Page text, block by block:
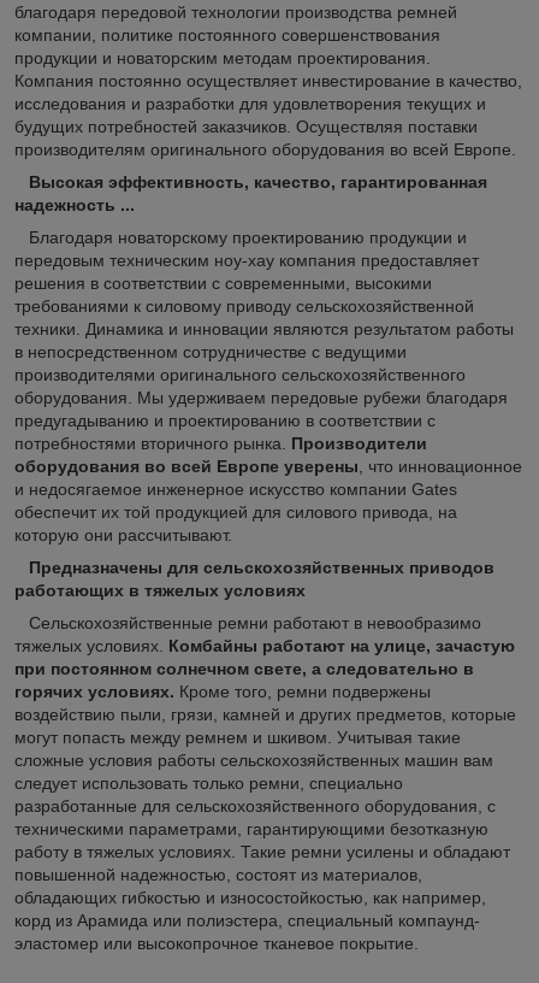
благодаря передовой технологии производства ремней
компании, политике постоянного совершенствования
продукции и новаторским методам проектирования.
Компания постоянно осуществляет инвестирование в качество,
исследования и разработки для удовлетворения текущих и
будущих потребностей заказчиков. Осуществляя поставки
производителям оригинального оборудования во всей Европе.
Высокая эффективность, качество, гарантированная
надежность ...
Благодаря новаторскому проектированию продукции и
передовым техническим ноу-хау компания предоставляет
решения в соответствии с современными, высокими
требованиями к силовому приводу сельскохозяйственной
техники. Динамика и инновации являются результатом работы
в непосредственном сотрудничестве с ведущими
производителями оригинального сельскохозяйственного
оборудования. Мы удерживаем передовые рубежи благодаря
предугадыванию и проектированию в соответствии с
потребностями вторичного рынка. Производители
оборудования во всей Европе уверены , что инновационное
и недосягаемое инженерное искусство компании Gates
обеспечит их той продукцией для силового привода, на
которую они рассчитывают.
Предназначены для сельскохозяйственных приводов
работающих в тяжелых условиях
Сельскохозяйственные ремни работают в невообразимо
тяжелых условиях. Комбайны работают на улице, зачастую
при постоянном солнечном свете, а следовательно в
горячих условиях. Кроме того, ремни подвержены
воздействию пыли, грязи, камней и других предметов, которые
могут попасть между ремнем и шкивом. Учитывая такие
сложные условия работы сельскохозяйственных машин вам
следует использовать только ремни, специально
разработанные для сельскохозяйственного оборудования, с
техническими параметрами, гарантирующими безотказную
работу в тяжелых условиях. Такие ремни усилены и обладают
повышенной надежностью, состоят из материалов,
обладающих гибкостью и износостойкостью, как например,
корд из Арамида или полиэстера, специальный компаунд-
эластомер или высокопрочное тканевое покрытие.